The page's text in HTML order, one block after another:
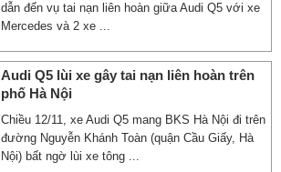
dẫn đến vụ tai nạn liên hoàn giữa Audi Q5 với xe
Mercedes và 2 xe ...
Audi Q5 lùi xe gây tai nạn liên hoàn trên
phố Hà Nội
Chiều 12/11, xe Audi Q5 mang BKS Hà Nội đi trên
đường Nguyễn Khánh Toàn (quận Cầu Giấy, Hà
Nội) bất ngờ lùi xe tông ...